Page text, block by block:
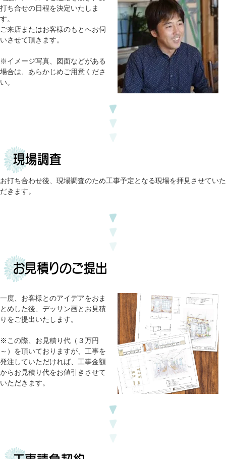
打ち合せの日程を決定いたしま
す。
ご来店またはお客様のもとへお伺
いさせて頂きます。
※イメージ写真、図面などがある
場合は、あらかじめご用意くださ
い。
お打ち合わせ後、現場調査のため工事予定となる現場を拝見させていた
だきます。
一度、お客様とのアイデアをおま
とめした後、デッサン画とお見積
りをご提出いたします。
※この際、お見積り代（３万円
～）を頂いておりますが、工事を
発注していただければ、工事金額
からお見積り代をお値引きさせて
いただきます。